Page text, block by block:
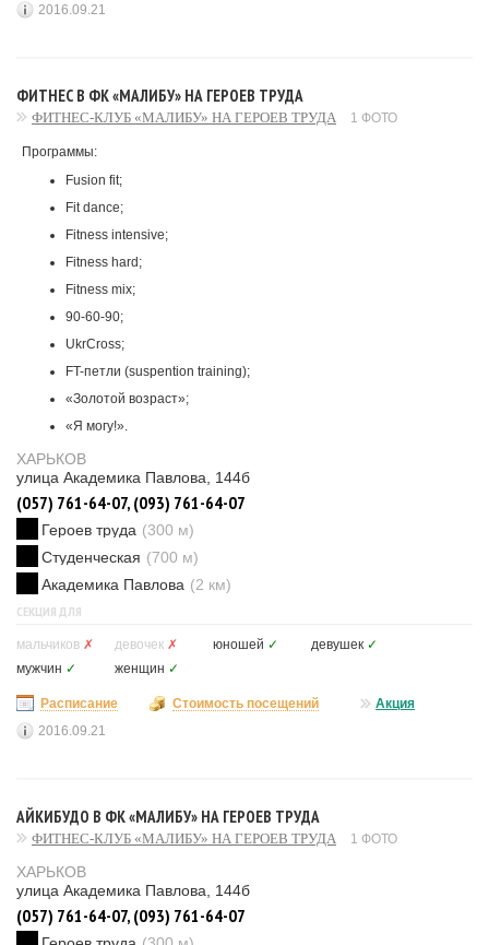
2016.09.21
ФИТНЕС В ФК «МАЛИБУ» НА ГЕРОЕВ ТРУДА
ФИТНЕС-КЛУБ «МАЛИБУ» НА ГЕРОЕВ ТРУДА 1 ФОТО
Программы:
Fusion fit;
Fit dance;
Fitness intensive;
Fitness hard;
Fitness mix;
90-60-90;
UkrCross;
FT-петли (suspention training);
«Золотой возраст»;
«Я могу!».
ХАРЬКОВ
улица Академика Павлова, 144б
(057) 761-64-07, (093) 761-64-07
Героев труда (300 м)
Студенческая (700 м)
Академика Павлова (2 км)
СЕКЦИЯ ДЛЯ
мальчиков ✗ девочек ✗ юношей ✓ девушек ✓
мужчин ✓ женщин ✓
Расписание Стоимость посещений
Акция
2016.09.21
АЙКИБУДО В ФК «МАЛИБУ» НА ГЕРОЕВ ТРУДА
ФИТНЕС-КЛУБ «МАЛИБУ» НА ГЕРОЕВ ТРУДА 1 ФОТО
ХАРЬКОВ
улица Академика Павлова, 144б
(057) 761-64-07, (093) 761-64-07